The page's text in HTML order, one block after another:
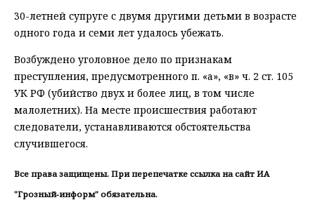
30-летней супруге с двумя другими детьми в возрасте
одного года и семи лет удалось убежать.
Возбуждено уголовное дело по признакам
преступления, предусмотренного п. «а», «в» ч. 2 ст. 105
УК РФ (убийство двух и более лиц, в том числе
малолетних). На месте происшествия работают
следователи, устанавливаются обстоятельства
случившегося.
Все права защищены. При перепечатке ссылка на сайт ИА
"Грозный-информ" обязательна.